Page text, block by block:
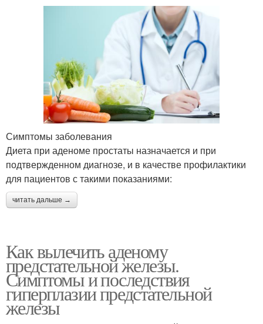
Симптомы заболевания
Диета при аденоме простаты назначается и при
подтвержденном диагнозе, и в качестве профилактики
для пациентов с такими показаниями:
читать дальше →
Как вылечить аденому
предстательной железы.
Симптомы и последствия
гиперплазии предстательной
железы